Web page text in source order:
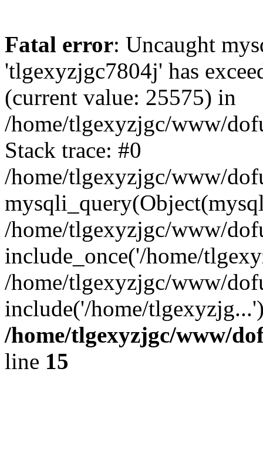
Fatal error: Uncaught
'tlgexyzjgc7804j' has
(current value: 25575) in
/home/tlgexyzjgc/www/
Stack trace: #0
/home/tlgexyzjgc/www/
/home/tlgexyzjgc/www/
include_once('/home/
/home/tlgexyzjgc/www/
include('/home/
/home/tlgexyzjgc/www/
line 15